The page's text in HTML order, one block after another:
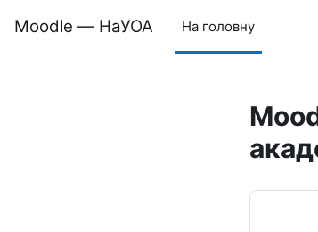
Moodle — НаУОА На головну